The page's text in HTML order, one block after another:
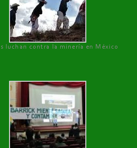
luchan contra la minería en México